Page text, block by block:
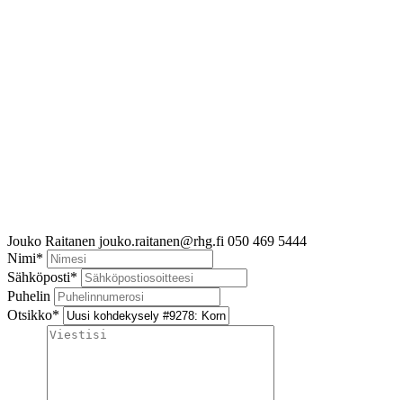
Jouko Raitanen jouko.raitanen@rhg.fi 050 469 5444
Nimi*
Sähköposti*
Puhelin
Otsikko*